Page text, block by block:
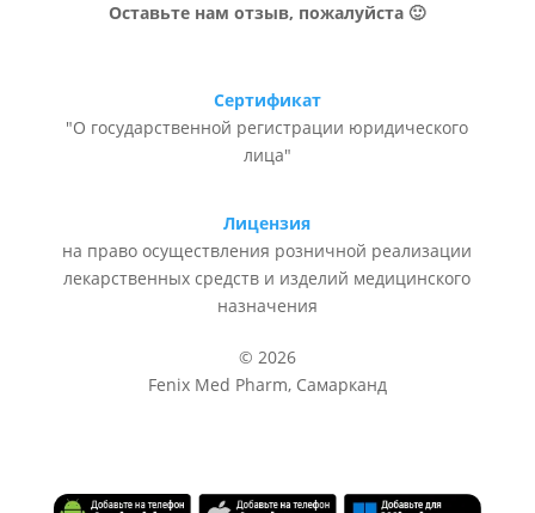
Оставьте нам отзыв, пожалуйста 🙂
Сертификат
"О государственной регистрации юридического
лица"
Лицензия
на право осуществления розничной реализации
лекарственных средств и изделий медицинского
назначения
© 2026
Fenix Med Pharm, Самарканд